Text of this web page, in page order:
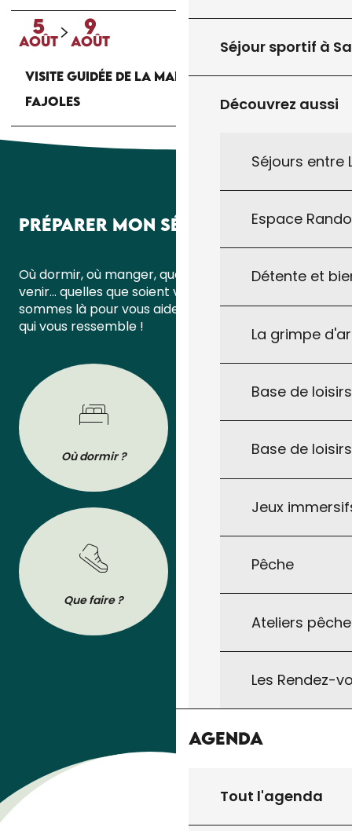
Séjour sportif à
Découvrez aussi
Séjours entre
Espace
Détente et
La grimpe
Base de
Base de
Jeux
Pêche
Ateliers
Les Rendez-
Agenda
Tout l'agenda
5
AOÛT
9
AOÛT
VISITE GUIDÉE DE LA MAISON DU PIAGE À
FAJOLES
PRÉPARER MON SÉJOUR
Où dormir, où manger, quoi faire ou comment
venir… quelles que soient vos questions, nous
sommes là pour vous aider à organiser un séjour
qui vous ressemble !
Où dormir ? Où manger ?
Que faire ?
BROCHURES
Tout pour préparer votre séjour : les
brochures de l’Office de Tourisme à